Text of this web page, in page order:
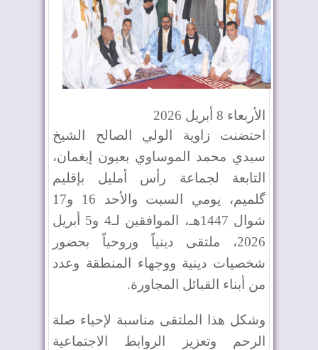
الأربعاء 8 أبريل 2026
احتضنت زاوية الولي الصالح الشيخ
سيدي محمد الموساوي بعيون إيغمان،
التابعة لجماعة رأس أمليل بإقليم
گلميم، يومي السبت والأحد 16 و17
شوال 1447هـ، الموافقين لـ4 و5 أبريل
2026، ملتقى دينياً وروحياً بحضور
شخصيات دينية ووجهاء المنطقة وعدد
من أبناء القبائل المجاورة.
وشكل هذا الملتقى مناسبة لإحياء صلة
الرحم وتعزيز الروابط الاجتماعية